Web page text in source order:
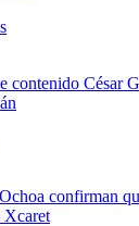
contenido César
confirman
Xcaret